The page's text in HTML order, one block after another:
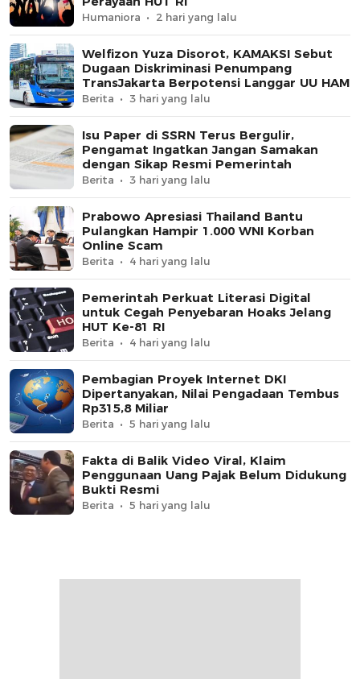
Humaniora 2 hari yang lalu
Welfizon Yuza Disorot, KAMAKSI Sebut
Dugaan Diskriminasi Penumpang
TransJakarta Berpotensi Langgar UU HAM
Berita 3 hari yang lalu
Isu Paper di SSRN Terus Bergulir,
Pengamat Ingatkan Jangan Samakan
dengan Sikap Resmi Pemerintah
Berita 3 hari yang lalu
Prabowo Apresiasi Thailand Bantu
Pulangkan Hampir 1.000 WNI Korban
Online Scam
Berita 4 hari yang lalu
Pemerintah Perkuat Literasi Digital
untuk Cegah Penyebaran Hoaks Jelang
HUT Ke-81 RI
Berita 4 hari yang lalu
Pembagian Proyek Internet DKI
Dipertanyakan, Nilai Pengadaan Tembus
Rp315,8 Miliar
Berita 5 hari yang lalu
Fakta di Balik Video Viral, Klaim
Penggunaan Uang Pajak Belum Didukung
Bukti Resmi
Berita 5 hari yang lalu